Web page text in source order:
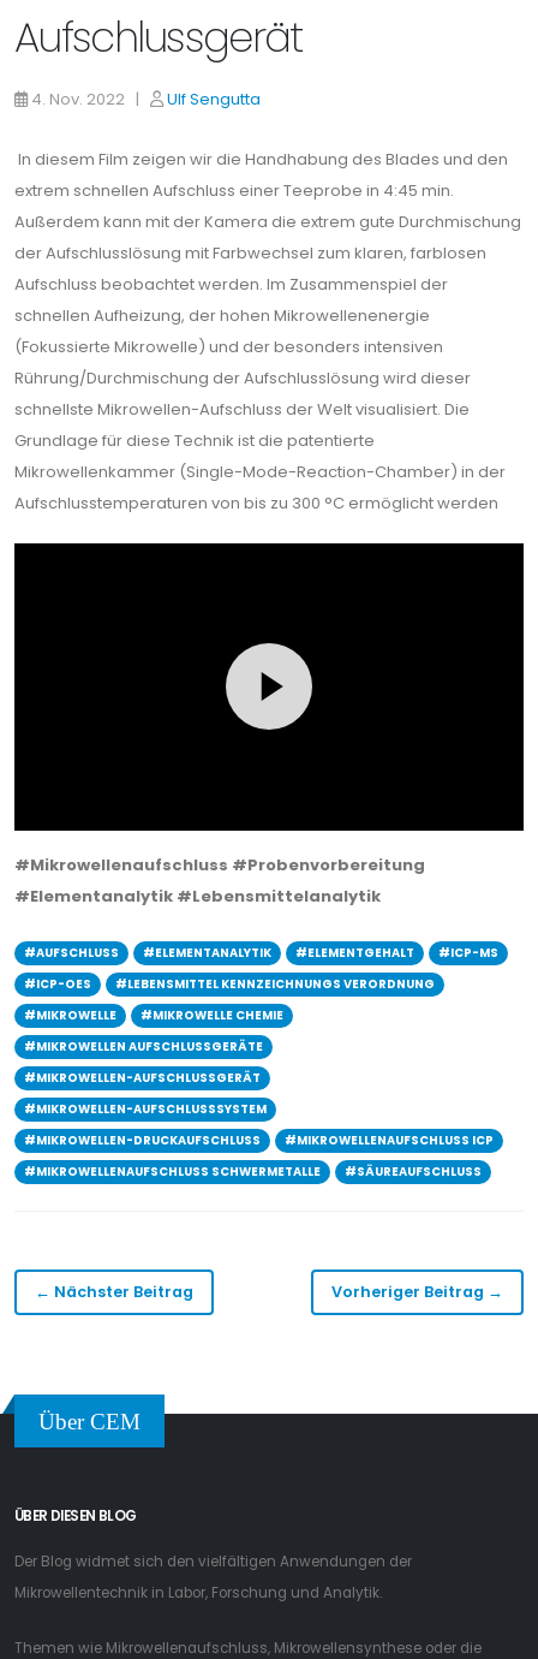
Aufschlussgerät
4. Nov. 2022 | Ulf Sengutta
In diesem Film zeigen wir die Handhabung des Blades und den
extrem schnellen Aufschluss einer Teeprobe in 4:45 min.
Außerdem kann mit der Kamera die extrem gute Durchmischung
der Aufschlusslösung mit Farbwechsel zum klaren, farblosen
Aufschluss beobachtet werden. Im Zusammenspiel der
schnellen Aufheizung, der hohen Mikrowellenenergie
(Fokussierte Mikrowelle) und der besonders intensiven
Rührung/Durchmischung der Aufschlusslösung wird dieser
schnellste Mikrowellen-Aufschluss der Welt visualisiert. Die
Grundlage für diese Technik ist die patentierte
Mikrowellenkammer (Single-Mode-Reaction-Chamber) in der
Aufschlusstemperaturen von bis zu 300 °C ermöglicht werden
#Mikrowellenaufschluss #Probenvorbereitung
#Elementanalytik #Lebensmittelanalytik
#AUFSCHLUSS #ELEMENTANALYTIK #ELEMENTGEHALT
#ICP-MS
#ICP-OES
#LEBENSMITTEL KENNZEICHNUNGS VERORDNUNG
#MIKROWELLE
#MIKROWELLE CHEMIE
#MIKROWELLEN AUFSCHLUSSGERÄTE
#MIKROWELLEN-AUFSCHLUSSGERÄT
#MIKROWELLEN-AUFSCHLUSSSYSTEM
#MIKROWELLEN-DRUCKAUFSCHLUSS
#MIKROWELLENAUFSCHLUSS ICP
#MIKROWELLENAUFSCHLUSS SCHWERMETALLE
#SÄUREAUFSCHLUSS
← Nächster Beitrag Vorheriger Beitrag →
Über CEM
ÜBER DIESEN BLOG
Der Blog widmet sich den vielfältigen Anwendungen der
Mikrowellentechnik in Labor, Forschung und Analytik.
Themen wie Mikrowellenaufschluss, Mikrowellensynthese oder die